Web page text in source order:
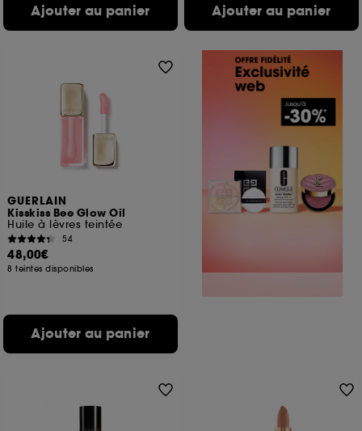
Ajouter au panier Ajouter au panier
GUERLAIN
Kisskiss Bee Glow Oil
Huile à lèvres teintée
54
48,00€
8 teintes disponibles
Ajouter au panier